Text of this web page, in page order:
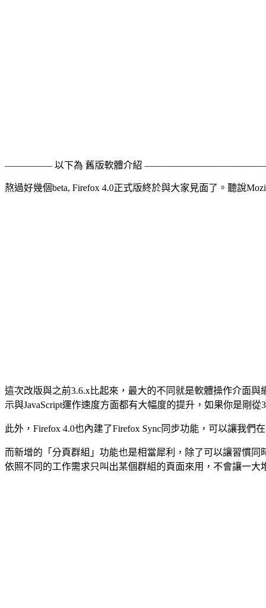
————— 以下為 舊版軟體介紹
熬過好幾個beta, Firefox 4.0正式版終於與大家見面了。聽說
這次改版與之前3.6.x比起來，最大的不同就是軟體操作介面
示與JavaScript運作速度方面都有大幅度的提升，如果你是剛
此外，Firefox 4.0也內建了Firefox Sync同步功能，可以讓我
而新增的「分頁群組」功能也是相當犀利，除了可以讓習慣
依照不同的工作需求只叫出某個群組的頁面來用，不會讓一大